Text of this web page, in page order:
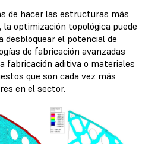
de hacer las estructuras más
la optimización topológica puede
desbloquear el potencial de
de fabricación avanzadas
fabricación aditiva o materiales
que son cada vez más
en el sector.